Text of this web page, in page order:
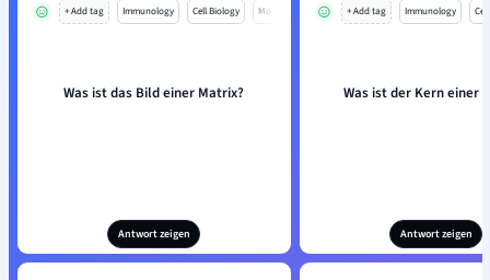
+ Add tag Immunology Cell Biology Mo
Was ist das Bild einer Matrix?
Antwort zeigen
+ Add tag Immunology
Was ist der Kern einer
Antwort zeigen